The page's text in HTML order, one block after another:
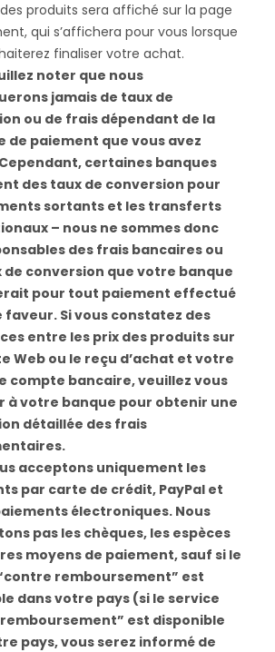
produits sera affiché sur la page
qui s’affichera pour vous lorsque
finaliser votre achat.
noter que nous
jamais de taux de
ou de frais dépendant de la
de paiement que vous avez
certaines banques
des taux de conversion pour
sortants et les transferts
– nous ne sommes donc
des frais bancaires ou
de conversion que votre banque
pour tout paiement effectué
faveur. Si vous constatez des
entre les prix des produits sur
Web ou le reçu d’achat et votre
compte bancaire, veuillez vous
à votre banque pour obtenir une
détaillée des frais
acceptons uniquement les
par carte de crédit, PayPal et
électroniques. Nous
pas les chèques, les espèces
moyens de paiement, sauf si le
remboursement” est
dans votre pays (si le service
est disponible
pays, vous serez informé de